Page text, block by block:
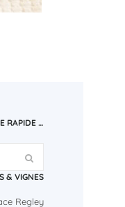
RAPIDE …
& VIGNES
Regley